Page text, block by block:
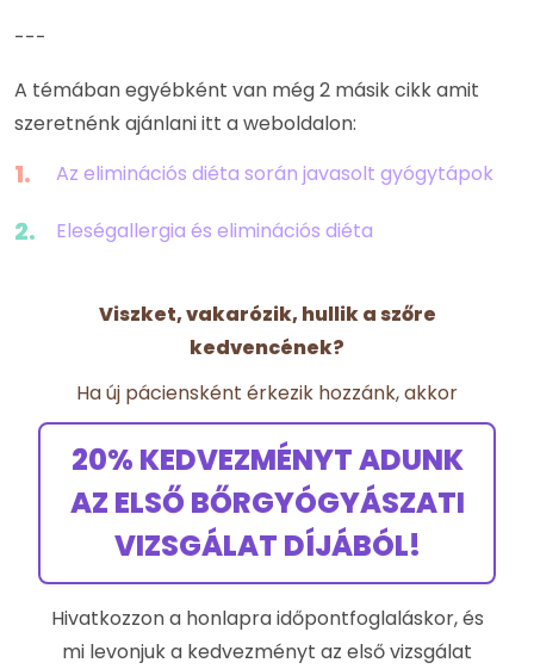
---
A témában egyébként van még 2 másik cikk amit
szeretnénk ajánlani itt a weboldalon:
Az eliminációs diéta során javasolt gyógytápok
Eleségallergia és eliminációs diéta
Viszket, vakarózik, hullik a szőre
kedvencének?
Ha új páciensként érkezik hozzánk, akkor
20% KEDVEZMÉNYT ADUNK
AZ ELSŐ BŐRGYÓGYÁSZATI
VIZSGÁLAT DÍJÁBÓL!
Hivatkozzon a honlapra időpontfoglaláskor, és
mi levonjuk a kedvezményt az első vizsgálat